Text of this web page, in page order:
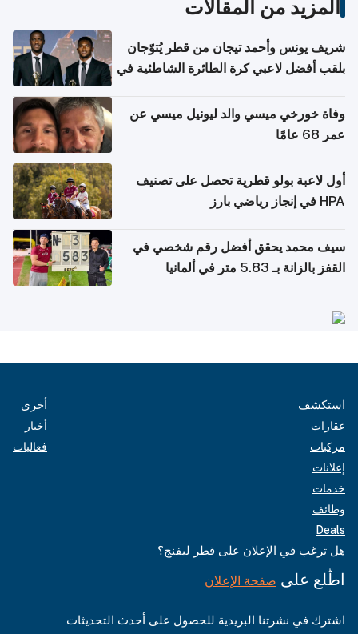
المزيد من المقالات
شريف يونس وأحمد تيجان من قطر يُتوّجان
بلقب أفضل لاعبي كرة الطائرة الشاطئية في
وفاة خورخي ميسي والد ليونيل ميسي عن
عمر 68 عامًا
أول لاعبة بولو قطرية تحصل على تصنيف
HPA في إنجاز رياضي بارز
سيف محمد يحقق أفضل رقم شخصي في
القفز بالزانة بـ 5.83 متر في ألمانيا
استكشف
عقارات
مركبات
إعلانات
خدمات
وظائف
Deals
أخرى
أخبار
فعاليات
هل ترغب في الإعلان على قطر ليفنج؟
اطّلع على صفحة الإعلان
اشترك في نشرتنا البريدية للحصول على أحدث التحديثات